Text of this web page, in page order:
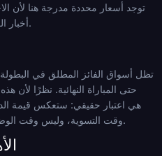
توجد أسعار محددة مدرجة هنا لأن
أخبار الفريق وحجم المراهنة وحركة السوق.
تظل أسواق الفائز المطلق في
حتى المباراة النهائية. نظرًا لأن
لرهانك وأي عائد سعر ARB/USD وقت التسوية، وليس وقت الوضع.